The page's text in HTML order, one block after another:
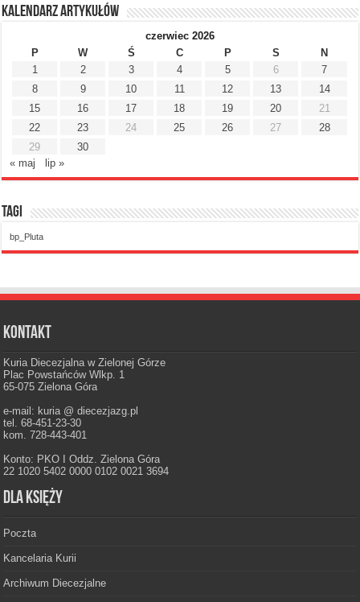
Kalendarz artykułów
czerwiec 2026
P
W Ś C P S
N
1
2 3 4 5 6
7
8
9 10 11 12 13
14
15
16 17 18 19 20
21
22
23 24 25 26 27
28
29
30
« maj
lip »
Tagi
bp_Pluta
Kontakt
Kuria Diecezjalna w Zielonej Górze
Plac Powstańców Wlkp. 1
65-075 Zielona Góra
e-mail: kuria @ diecezjazg.pl
tel. 68-451-23-30
kom. 728-443-401
Konto: PKO I Oddz. Zielona Góra
22 1020 5402 0000 0102 0021 3694
Dla księży
Poczta
Kancelaria Kurii
Archiwum Diecezjalne